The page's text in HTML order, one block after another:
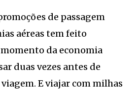
de passagem
aéreas tem feito
da economia
duas vezes antes de
E viajar com milhas